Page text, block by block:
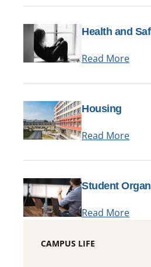
Health and
Read More
Housing
Read More
Student
Read More
CAMPUS LIFE